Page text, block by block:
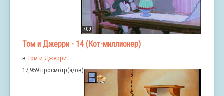
7:09
Том и Джерри - 14 (Кот-миллионер)
в Том и Джерри
17,959 просмотр(а/ов)